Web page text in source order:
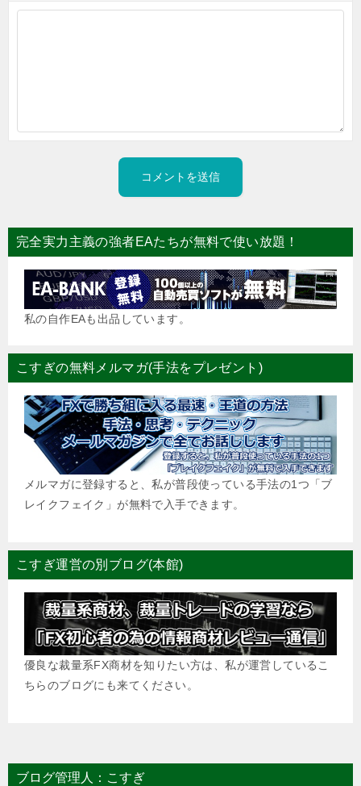
完全実力主義の強者EAたちが無料で使い放題！
私の自作EAも出品しています。
こすぎの無料メルマガ(手法をプレゼント)
メルマガに登録すると、私が普段使っている手法の1つ「ブ
レイクフェイク」が無料で入手できます。
こすぎ運営の別ブログ(本館)
優良な裁量系FX商材を知りたい方は、私が運営しているこ
ちらのブログにも来てください。
ブログ管理人：こすぎ